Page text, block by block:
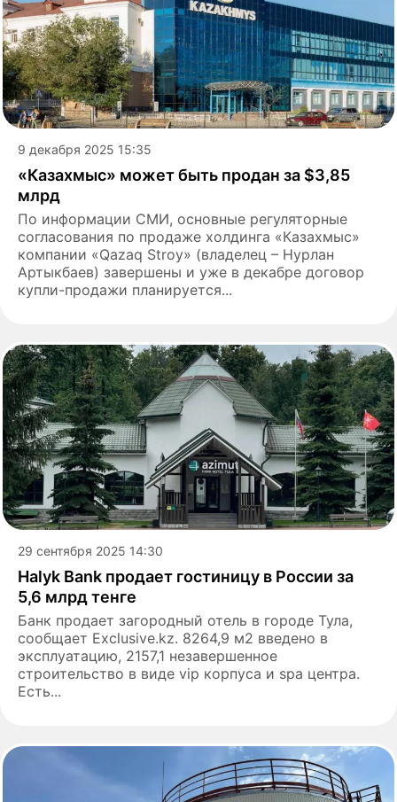
9 декабря 2025 15:35
«Казахмыс» может быть продан за $3,85
млрд
По информации СМИ, основные регуляторные
согласования по продаже холдинга «Казахмыс»
компании «Qazaq Stroy» (владелец – Нурлан
Артыкбаев) завершены и уже в декабре договор
купли-продажи планируется...
29 сентября 2025 14:30
Halyk Bank продает гостиницу в России за
5,6 млрд тенге
Банк продает загородный отель в городе Тула,
сообщает Exclusive.kz. 8264,9 м2 введено в
эксплуатацию, 2157,1 незавершенное
строительство в виде vip корпуса и spa центра.
Есть...